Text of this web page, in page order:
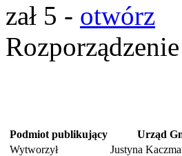
zał 5 - otwórz
Podmiot publikujący
Urząd
Wytworzył
Justyna